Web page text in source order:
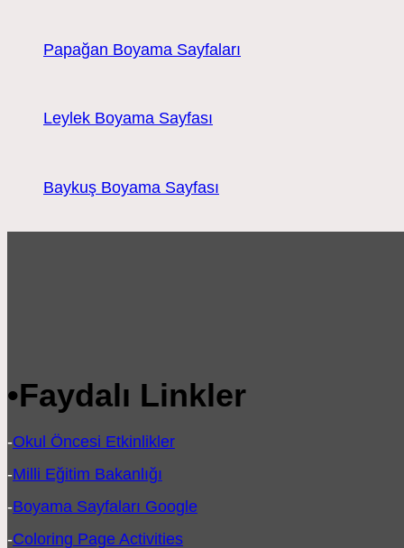
Papağan Boyama Sayfaları
Leylek Boyama Sayfası
Baykuş Boyama Sayfası
•Faydalı Linkler
-Okul Öncesi Etkinlikler
-Milli Eğitim Bakanlığı
-Boyama Sayfaları Google
-Coloring Page Activities